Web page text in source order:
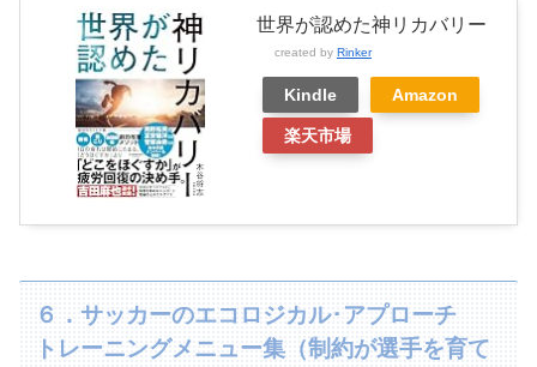
世界が認めた神リカバリー
created by Rinker
Kindle Amazon
楽天市場
６．サッカーのエコロジカル･アプローチ
トレーニングメニュー集（制約が選手を育て